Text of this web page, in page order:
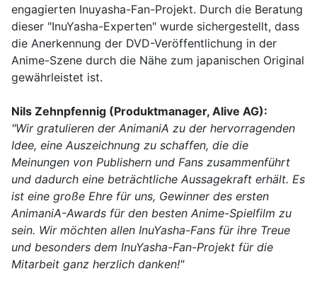
engagierten Inuyasha-Fan-Projekt. Durch die Beratung
dieser "InuYasha-Experten" wurde sichergestellt, dass
die Anerkennung der DVD-Veröffentlichung in der
Anime-Szene durch die Nähe zum japanischen Original
gewährleistet ist.
Nils Zehnpfennig (Produktmanager, Alive AG):
"Wir gratulieren der AnimaniA zu der hervorragenden
Idee, eine Auszeichnung zu schaffen, die die
Meinungen von Publishern und Fans zusammenführt
und dadurch eine beträchtliche Aussagekraft erhält. Es
ist eine große Ehre für uns, Gewinner des ersten
AnimaniA-Awards für den besten Anime-Spielfilm zu
sein. Wir möchten allen InuYasha-Fans für ihre Treue
und besonders dem InuYasha-Fan-Projekt für die
Mitarbeit ganz herzlich danken!"